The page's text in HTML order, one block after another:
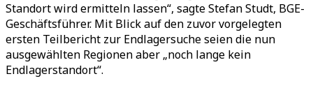
Standort wird ermitteln lassen“, sagte Stefan Studt, BGE-
Geschäftsführer. Mit Blick auf den zuvor vorgelegten
ersten Teilbericht zur Endlagersuche seien die nun
ausgewählten Regionen aber „noch lange kein
Endlagerstandort“.